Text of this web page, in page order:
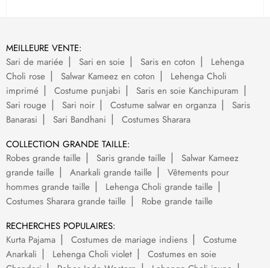
MEILLEURE VENTE:
Sari de mariée
Sari en soie Saris en coton
Lehenga
Choli rose
Salwar Kameez en coton
Lehenga Choli
imprimé
Costume punjabi
Saris en soie Kanchipuram
Sari rouge
Sari noir Costume salwar en organza
Saris
Banarasi
Sari Bandhani
Costumes Sharara
COLLECTION GRANDE TAILLE:
Robes grande taille
Saris grande taille
Salwar Kameez
grande taille
Anarkali grande taille
Vêtements pour
hommes grande taille
Lehenga Choli grande taille
Costumes Sharara grande taille
Robe grande taille
RECHERCHES POPULAIRES:
Kurta Pajama
Costumes de mariage indiens
Costume
Anarkali
Lehenga Choli violet
Costumes en soie